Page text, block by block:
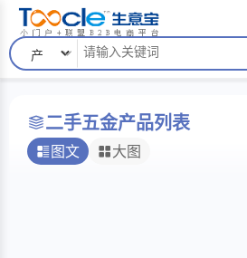
二手五金产品列表
图文 大图